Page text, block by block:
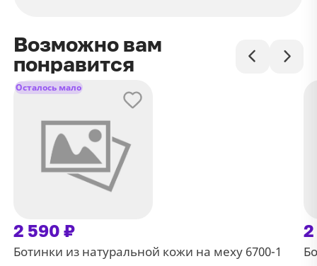
Возможно вам
понравится
Осталось мало
2 590 ₽
Ботинки из натуральной кожи на меху 6700-1